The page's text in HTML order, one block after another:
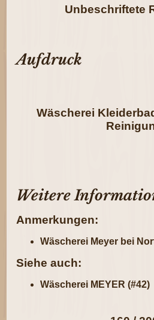
Unbeschriftete
Aufdruck
Wäscherei
Weitere
Anmerkungen:
Wäscherei Meyer bei
Siehe auch:
Wäscherei MEYER (#42)